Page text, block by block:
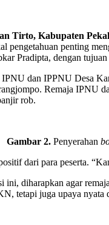
Tirto, Kabupaten
pengetahuan penting
Pradipta, dengan tujuan
dan IPPNU Desa
Remaja IPNU
rob.
Gambar 2. Penyerahan
dari para peserta.
ini, diharapkan agar
tetapi juga upaya nyata